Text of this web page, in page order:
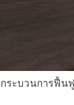
ระบวนการฟื้นฟู